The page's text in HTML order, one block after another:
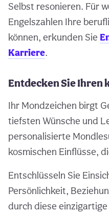
Selbst resonieren. Für
Engelszahlen Ihre
können, erkunden Sie
Karriere.
Entdecken Sie Ihren
Ihr Mondzeichen birgt
tiefsten Wünsche und
personalisierte
kosmischen Einflüsse,
Entschlüsseln Sie
Persönlichkeit,
durch diese